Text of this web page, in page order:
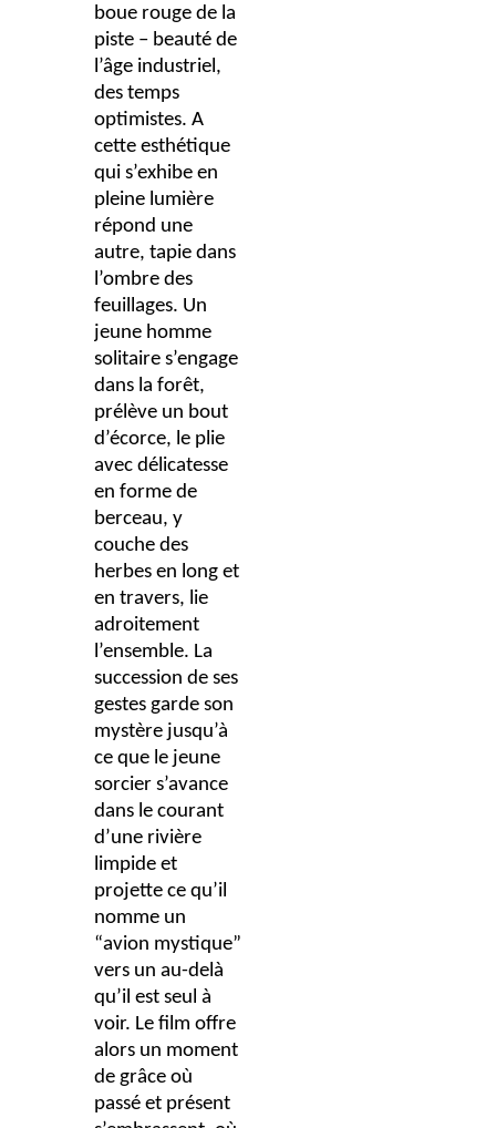
boue rouge de la
piste – beauté de
l’âge industriel,
des temps
optimistes. A
cette esthétique
qui s’exhibe en
pleine lumière
répond une
autre, tapie dans
l’ombre des
feuillages. Un
jeune homme
solitaire s’engage
dans la forêt,
prélève un bout
d’écorce, le plie
avec délicatesse
en forme de
berceau, y
couche des
herbes en long et
en travers, lie
adroitement
l’ensemble. La
succession de ses
gestes garde son
mystère jusqu’à
ce que le jeune
sorcier s’avance
dans le courant
d’une rivière
limpide et
projette ce qu’il
nomme un
“avion mystique”
vers un au-delà
qu’il est seul à
voir. Le film offre
alors un moment
de grâce où
passé et présent